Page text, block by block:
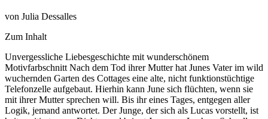
von Julia Dessalles
Zum Inhalt
Unvergessliche Liebesgeschichte mit wunderschönem
Motivfarbschnitt Nach dem Tod ihrer Mutter hat Junes Vater im wild
wuchernden Garten des Cottages eine alte, nicht funktionstüchtige
Telefonzelle aufgebaut. Hierhin kann June sich flüchten, wenn sie
mit ihrer Mutter sprechen will. Bis ihr eines Tages, entgegen aller
Logik, jemand antwortet. Der Junge, der sich als Lucas vorstellt, ist